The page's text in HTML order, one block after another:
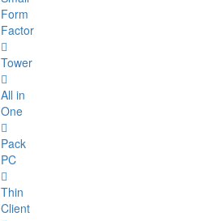
Form
Factor
Tower
All in
One
Pack
PC
Thin
Client